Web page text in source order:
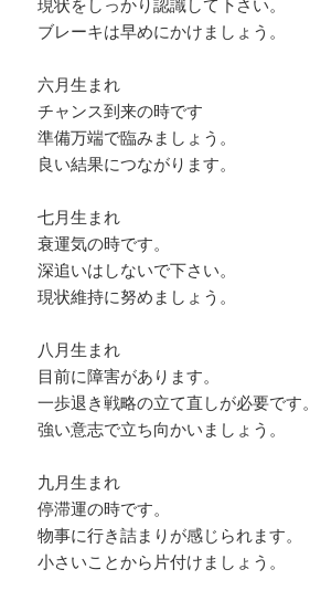
ブレーキは早めにかけましょう。
六月生まれ
チャンス到来の時です
準備万端で臨みましょう。
良い結果につながります。
七月生まれ
衰運気の時です。
深追いはしないで下さい。
現状維持に努めましょう。
八月生まれ
目前に障害があります。
一歩退き戦略の立て直しが必要です。
強い意志で立ち向かいましょう。
九月生まれ
停滞運の時です。
物事に行き詰まりが感じられます。
小さいことから片付けましょう。